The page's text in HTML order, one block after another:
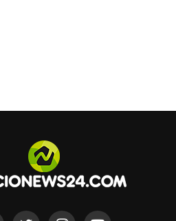
altalenante. Il classe
del
un affondo nelle